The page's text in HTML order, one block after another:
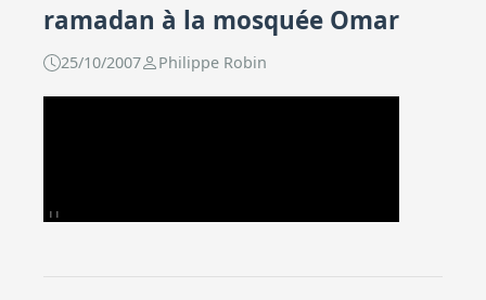
ramadan à la mosquée Omar
25/10/2007 Philippe Robin